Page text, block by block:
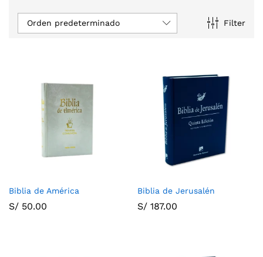
Filter
Orden predeterminado
Biblia de América
S/ 50.00
Biblia de Jerusalén
S/ 187.00